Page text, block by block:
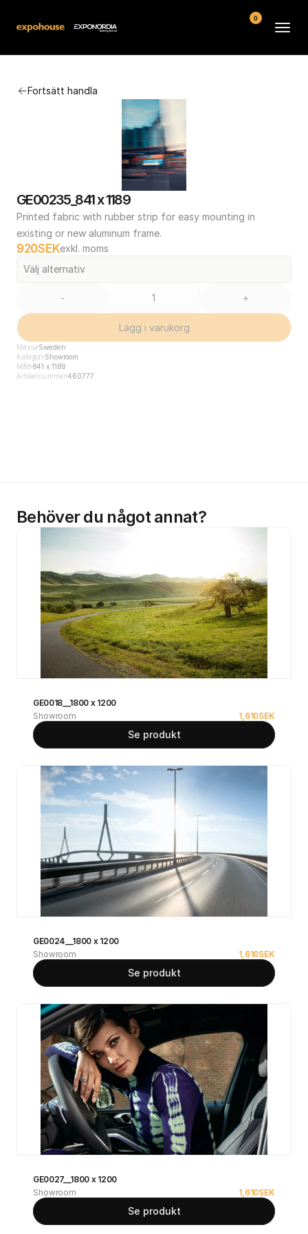
Fortsätt handla
GE00235_841 x 1189
Printed fabric with rubber strip for easy mounting in
existing or new aluminum frame.
920SEKexkl. moms
Välj alternativ
- +
Lägg i varukorg
Mässa Sweden
Kategori Showroom
Mått841 x 1189
Artikelnummer460777
Behöver du något annat?
GE0018__1800 x 1200
Showroom
1,610SEK
Se produkt
GE0024__1800 x 1200
Showroom
1,610SEK
Se produkt
GE0027__1800 x 1200
Showroom
1,610SEK
Se produkt
Kontakt
Köpvillkor
0